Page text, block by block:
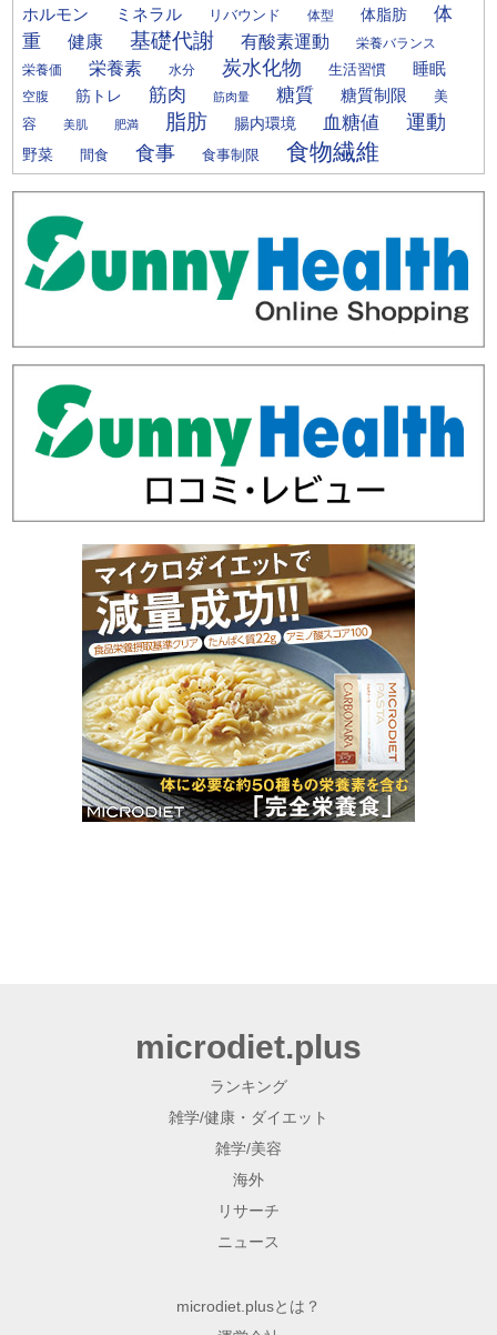
ホルモン
ミネラル リバウンド 体型 体脂肪
体
重
健康 基礎代謝 有酸素運動 栄養バランス
栄養価 栄養素 水分 炭水化物 生活習慣 睡眠
空腹 筋トレ 筋肉 筋肉量 糖質 糖質制限
美
容
美肌 肥満 脂肪 腸内環境 血糖値 運動
野菜 間食 食事 食事制限 食物繊維
microdiet.plus
ランキング
雑学/健康・ダイエット
雑学/美容
海外
リサーチ
ニュース
microdiet.plusとは？